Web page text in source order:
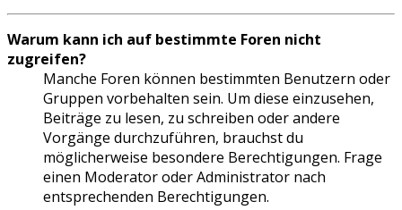
Warum kann ich auf bestimmte Foren nicht
zugreifen?
Manche Foren können bestimmten Benutzern oder
Gruppen vorbehalten sein. Um diese einzusehen,
Beiträge zu lesen, zu schreiben oder andere
Vorgänge durchzuführen, brauchst du
möglicherweise besondere Berechtigungen. Frage
einen Moderator oder Administrator nach
entsprechenden Berechtigungen.